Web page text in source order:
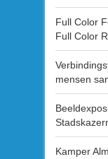
Full Color
Full Color
mensen
Kamper